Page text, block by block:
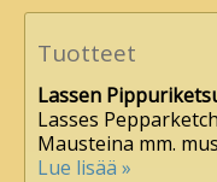
Tuotteet
Lassen
Lasses
Mausteina mm.
Lue lisää »